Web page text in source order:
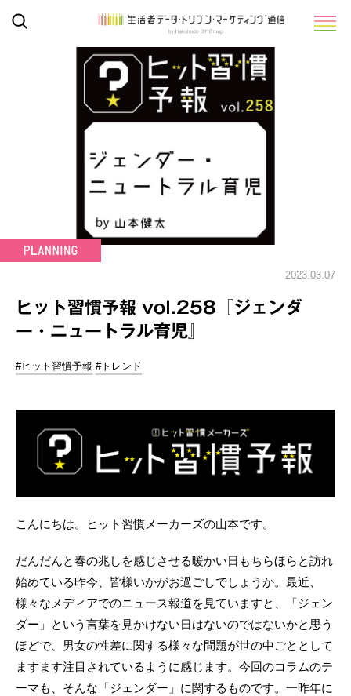
2023.03.07
ヒット習慣予報 vol.258『ジェンダ
ー・ニュートラル育児』
#ヒット習慣予報 #トレンド
こんにちは。ヒット習慣メーカーズの山本です。
だんだんと春の兆しを感じさせる暖かい日もちらほらと訪れ
始めている昨今、皆様いかがお過ごしでしょうか。最近、
様々なメディアでのニュース報道を見ていますと、「ジェン
ダー」という言葉を見かけない日はないのではないかと思う
ほどで、男女の性差に関する様々な問題が世の中ごととして
ますます注目されているように感じます。今回のコラムのテ
ーマも、そんな「ジェンダー」に関するものです。一昨年に